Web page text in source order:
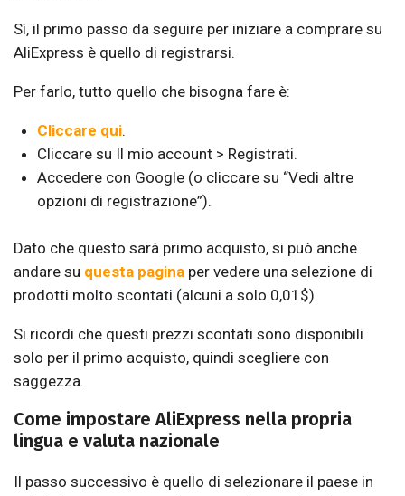
Sì, il primo passo da seguire per iniziare a comprare su
AliExpress è quello di registrarsi.
Per farlo, tutto quello che bisogna fare è:
Cliccare qui.
Cliccare su Il mio account > Registrati.
Accedere con Google (o cliccare su “Vedi altre
opzioni di registrazione”).
Dato che questo sarà primo acquisto, si può anche
andare su questa pagina per vedere una selezione di
prodotti molto scontati (alcuni a solo 0,01$).
Si ricordi che questi prezzi scontati sono disponibili
solo per il primo acquisto, quindi scegliere con
saggezza.
Come impostare AliExpress nella propria
lingua e valuta nazionale
Il passo successivo è quello di selezionare il paese in